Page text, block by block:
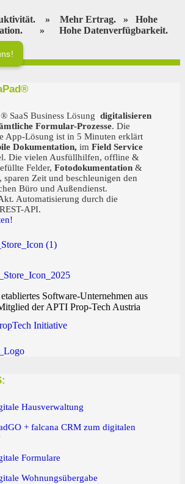
» Mehr Ertrag. »
Hohe
» Hohe Datenverfügbarkeit.
Partner für digitale Teams!
SaaS Business Lösungdigitalisieren
Formular-Prozesse. Die
App-Lösung ist in 5 Minuten erklärt
Dokumentation, imField Service
Die vielen Ausfüllhilfen, offline &
Felder,Fotodokumentation &
Zeit und beschleunigen den
Büro und Außendienst.
Automatisierung durch die
API.
Software-Unternehmen aus
der APTI Prop-Tech Austria
Hausverwaltung
+ falcana CRM zum digitalen
Formulare
Wohnungsübergabe